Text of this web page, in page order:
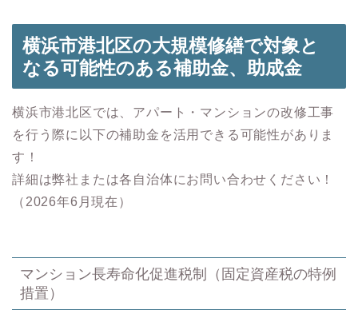
横浜市港北区の大規模修繕で対象と
なる可能性のある補助金、助成金
横浜市港北区では、アパート・マンションの改修工事
を行う際に以下の補助金を活用できる可能性がありま
す！
詳細は弊社または各自治体にお問い合わせください！
（2026年6月現在）
マンション長寿命化促進税制（固定資産税の特例
措置）